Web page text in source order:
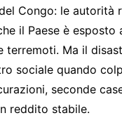
Congo: le autorità
il Paese è esposto
terremoti. Ma il
sociale quando
seconde
reddito stabile.